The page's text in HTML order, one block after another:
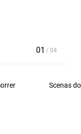
Scenas